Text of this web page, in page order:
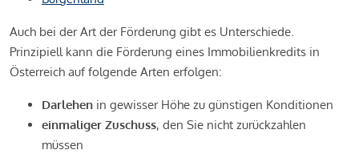
Auch bei der Art der Förderung gibt es Unterschiede.
Prinzipiell kann die Förderung eines Immobilienkredits in
Österreich auf folgende Arten erfolgen:
Darlehen in gewisser Höhe zu günstigen Konditionen
einmaliger Zuschuss, den Sie nicht zurückzahlen
müssen